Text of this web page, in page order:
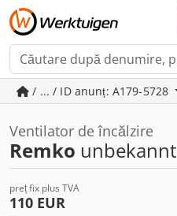
/ ... / ID anunț: A179-5728
Ventilator de încălzire
Remko unbekannt
preț fix plus TVA
110 EUR